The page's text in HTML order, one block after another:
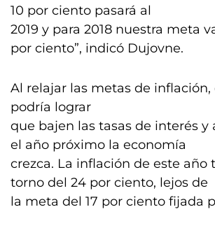
10 por ciento pasará al
2019 y para 2018 nuestra meta
por ciento”, indicó Dujovne.
Al relajar las metas de inflación,
podría lograr
que bajen las tasas de interés y
el año próximo la economía
crezca. La inflación de este año
torno del 24 por ciento, lejos de
la meta del 17 por ciento fijada